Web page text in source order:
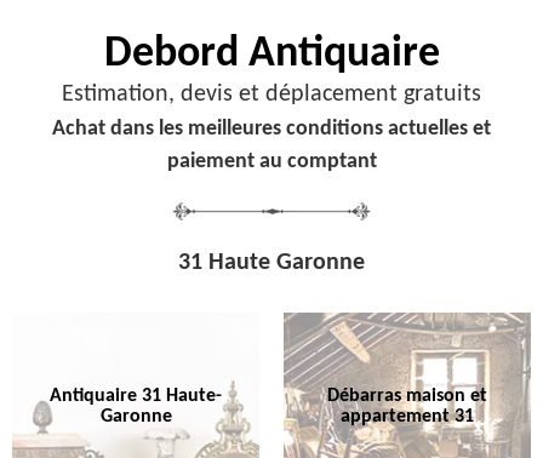
Debord Antiquaire
Estimation, devis et déplacement gratuits
Achat dans les meilleures conditions actuelles et
paiement au comptant
31 Haute Garonne
Antiquaire 31 Haute-
Garonne
Débarras maison et
appartement 31